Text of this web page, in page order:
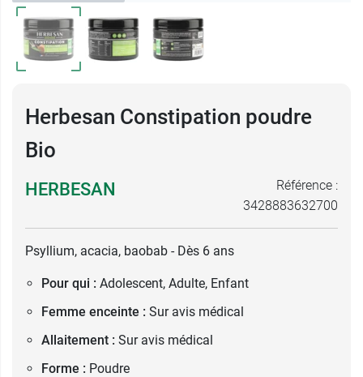
Herbesan Constipation poudre
Bio
HERBESAN
Référence :
3428883632700
Psyllium, acacia, baobab - Dès 6 ans
Pour qui : Adolescent, Adulte, Enfant
Femme enceinte : Sur avis médical
Allaitement : Sur avis médical
Forme : Poudre